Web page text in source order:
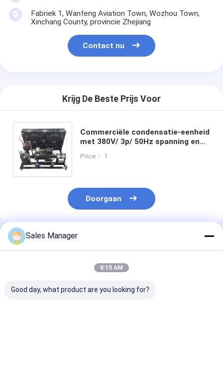
Fabriek 1, Wanfeng Aviation Town, Wozhou Town,
Xinchang County, provincie Zhejiang
Contact nu
Krijg De Beste Prijs Voor
Commerciële condensatie-eenheid
met 380V/ 3p/ 50Hz spanning en
23 graden Celsius
Price： 1
Doorgaan
Geadviseerde Producten
Sales Manager
8:15 AM
Good day, what product are you looking for?